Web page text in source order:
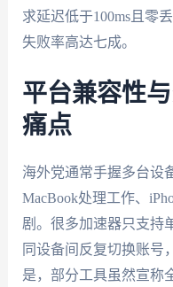
求延迟低于100ms且零
失败率高达七成。
平台兼容性
痛点
海外党通常手握多台设
MacBook处理工作、
剧。很多加速器只支持
同设备间反复切换账号
是，部分工具虽然宣称